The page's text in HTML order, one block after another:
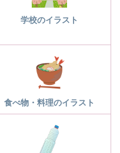
学校のイラスト
食べ物・料理のイラスト